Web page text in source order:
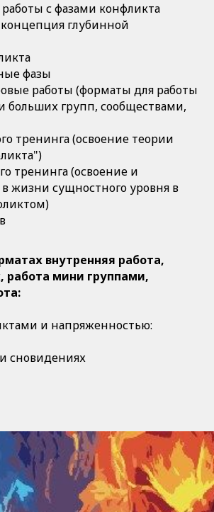
работы с фазами конфликта
глубинной
фазы
работы (форматы для работы
больших групп, сообществами,
тренинга (освоение теории
тренинга (освоение и
жизни сущностного уровня в
внутренняя работа,
работа мини группами,
и напряженностью:
сновидениях